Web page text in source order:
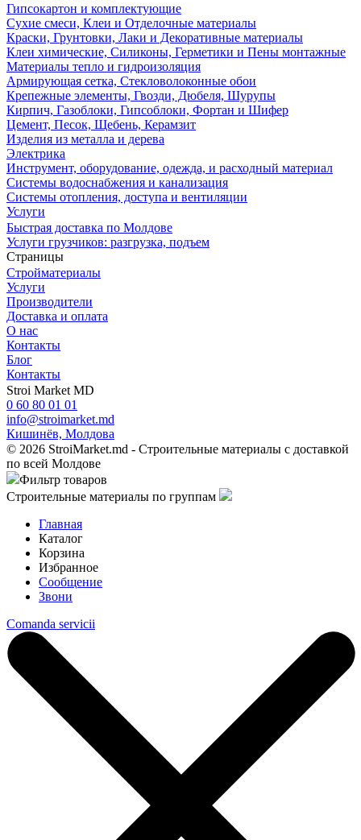
Гипсокартон и комплектующие
Сухие смеси, Клеи и Отделочные материалы
Краски, Грунтовки, Лаки и Декоративные материалы
Клеи химические, Силиконы, Герметики и Пены монтажные
Материалы тепло и гидроизоляция
Армирующая сетка, Стекловолоконные обои
Крепежные элементы, Гвозди, Дюбеля, Шурупы
Кирпич, Газоблоки, Гипсоблоки, Фортан и Шифер
Цемент, Песок, Щебень, Керамзит
Изделия из металла и дерева
Электрика
Инструмент, оборудование, одежда, и расходный материал
Системы водоснабжения и канализация
Системы отопления, доступа и вентиляции
Услуги
Быстрая доставка по Молдове
Услуги грузчиков: разгрузка, подъем
Страницы
Cтройматериалы
Услуги
Производители
Доставка и оплата
О нас
Контакты
Блог
Контакты
Stroi Market MD
0 60 80 01 01
info@stroimarket.md
Кишинёв, Молдова
© 2026 StroiMarket.md - Строительные материалы с доставкой
по всей Молдове
Фильтр товаров
Строительные материалы по группам
Главная
Каталог
Корзина
Избранное
Сообщение
Звони
Comanda servicii